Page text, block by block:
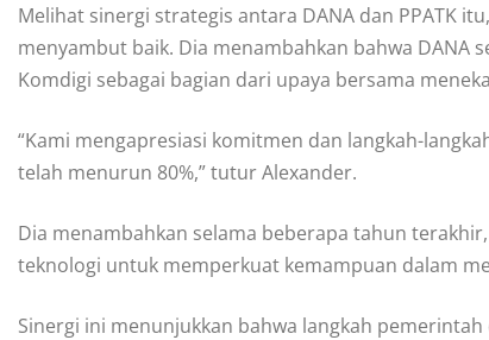
Melihat sinergi strategis antara DANA dan PPATK
menyambut baik. Dia menambahkan bahwa
Komdigi sebagai bagian dari upaya bersama
“Kami mengapresiasi komitmen dan langkah-
telah menurun 80%,” tutur Alexander.
Dia menambahkan selama beberapa tahun
teknologi untuk memperkuat kemampuan dalam
Sinergi ini menunjukkan bahwa langkah